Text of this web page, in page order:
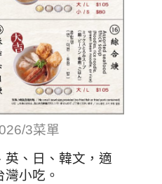
3菜單
英、日、韓文，適
灣小吃 。